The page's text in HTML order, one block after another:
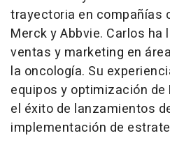
trayectoria en compañías
Merck y Abbvie. Carlos ha
ventas y marketing en
la oncología. Su
equipos y optimización de
el éxito de lanzamientos
implementación de